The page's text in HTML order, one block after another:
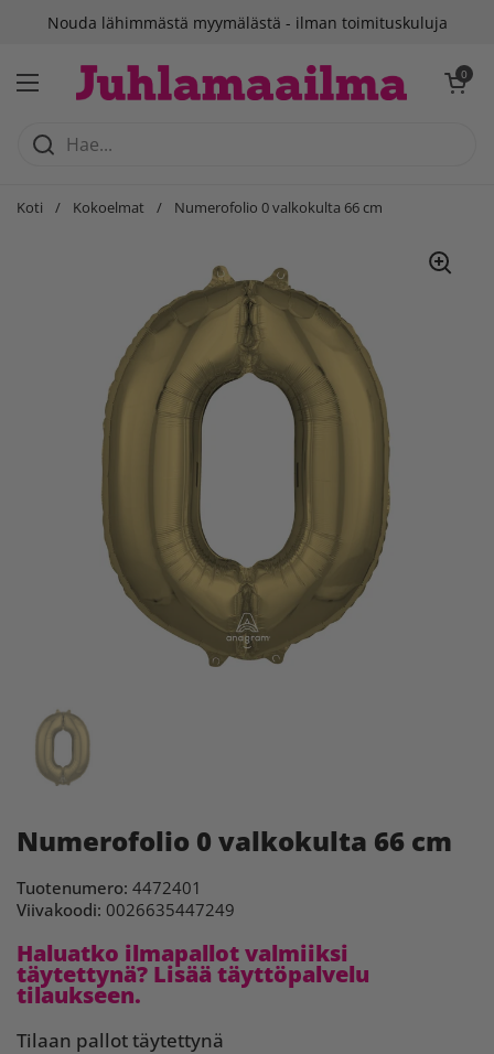
Siirry sisältöön
Nouda lähimmästä myymälästä - ilman toimituskuluja
Avaa valikko
Avaa 0
Koti / Kokoelmat / Numerofolio 0 valkokulta 66 cm
Numerofolio 0 valkokulta 66 cm
Tuotenumero: 4472401
Viivakoodi: 0026635447249
Haluatko ilmapallot valmiiksi
täytettynä? Lisää täyttöpalvelu
tilaukseen.
Tilaan pallot täytettynä